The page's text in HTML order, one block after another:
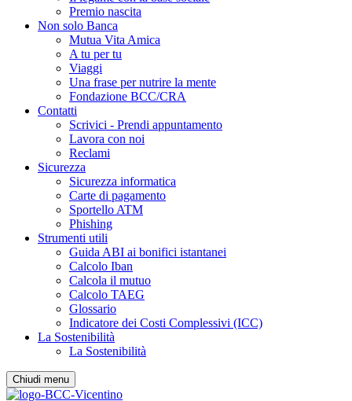
Premio nascita
Non solo Banca
Mutua Vita Amica
A tu per tu
Viaggi
Una frase per nutrire la mente
Fondazione BCC/CRA
Contatti
Scrivici - Prendi appuntamento
Lavora con noi
Reclami
Sicurezza
Sicurezza informatica
Carte di pagamento
Sportello ATM
Phishing
Strumenti utili
Guida ABI ai bonifici istantanei
Calcolo Iban
Calcola il mutuo
Calcolo TAEG
Glossario
Indicatore dei Costi Complessivi (ICC)
La Sostenibilità
La Sostenibilità
Chiudi menu